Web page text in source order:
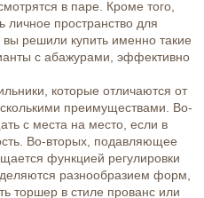
в паре. Кроме того,
личное пространство для
решили купить именно такие
с абажурами, эффективно
которые отличаются от
преимуществами. Во-
с места на место, если в
Во-вторых, подавляющее
функцией регулировки
разнообразием форм,
торшер в стиле прованс или